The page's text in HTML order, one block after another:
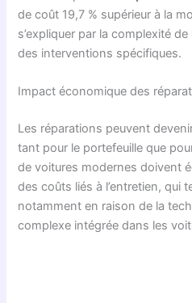
de coût 19,7 % supérieur à la
s’expliquer par la complexité
des interventions spécifiques.
Impact économique des
Les réparations peuvent
tant pour le portefeuille que
de voitures modernes doivent
des coûts liés à l’entretien, qui
notamment en raison de la
complexe intégrée dans les